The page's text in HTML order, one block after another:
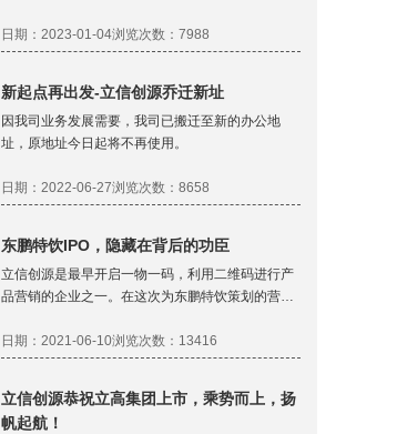
以来对我们工作的支持和理解。根据我公司的实际
工作情况，2023年春节放假安排
日期：2023-01-04浏览次数：7988
新起点再出发-立信创源乔迁新址
因我司业务发展需要，我司已搬迁至新的办公地
址，原地址今日起将不再使用。
日期：2022-06-27浏览次数：8658
东鹏特饮IPO，隐藏在背后的功臣
立信创源是最早开启一物一码，利用二维码进行产
品营销的企业之一。在这次为东鹏特饮策划的营销
东鹏饮料粉丝定位，第一期首先上线“一罐夺宝+拼
奖888”活动。
日期：2021-06-10浏览次数：13416
立信创源恭祝立高集团上市，乘势而上，扬
帆起航！